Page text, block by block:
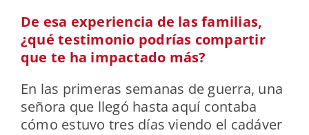
De esa experiencia de las familias,
¿qué testimonio podrías compartir
que te ha impactado más?
En las primeras semanas de guerra, una
señora que llegó hasta aquí contaba
cómo estuvo tres días viendo el cadáver